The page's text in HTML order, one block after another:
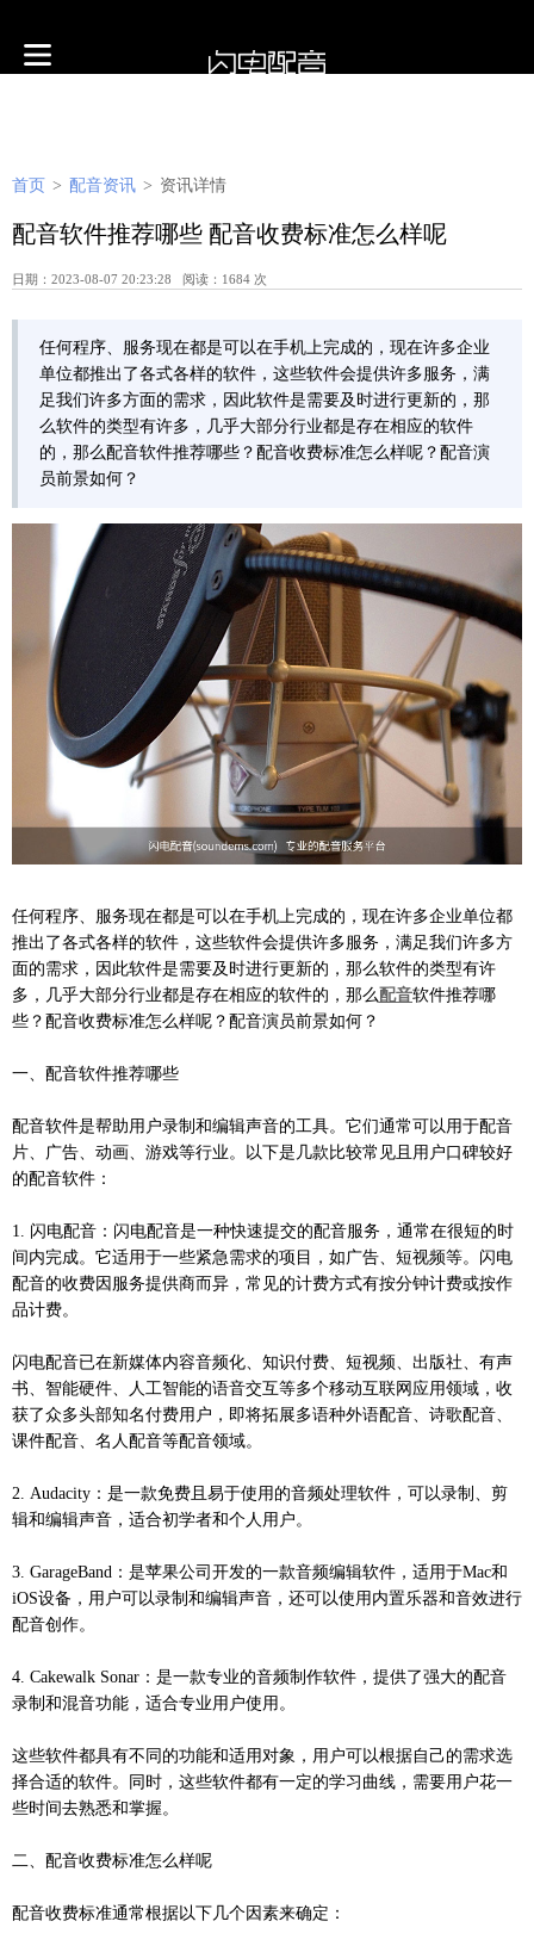
首页 > 配音资讯 > 资讯详情
配音软件推荐哪些 配音收费标准怎么样呢
日期：2023-08-07 20:23:28 阅读：1684 次
任何程序、服务现在都是可以在手机上完成的，现在许多企业
单位都推出了各式各样的软件，这些软件会提供许多服务，满
足我们许多方面的需求，因此软件是需要及时进行更新的，那
么软件的类型有许多，几乎大部分行业都是存在相应的软件
的，那么配音软件推荐哪些？配音收费标准怎么样呢？配音演
员前景如何？
任何程序、服务现在都是可以在手机上完成的，现在许多企业单位都
推出了各式各样的软件，这些软件会提供许多服务，满足我们许多方
面的需求，因此软件是需要及时进行更新的，那么软件的类型有许
多，几乎大部分行业都是存在相应的软件的，那么 配音软件推荐哪
些？配音收费标准怎么样呢？配音演员前景如何？
一、配音软件推荐哪些
配音软件是帮助用户录制和编辑声音的工具。它们通常可以用于配音
片、广告、动画、游戏等行业。以下是几款比较常见且用户口碑较好
的配音软件：
1. 闪电配音：闪电配音是一种快速提交的配音服务，通常在很短的时
间内完成。它适用于一些紧急需求的项目，如广告、短视频等。闪电
配音的收费因服务提供商而异，常见的计费方式有按分钟计费或按作
品计费。
闪电配音已在新媒体内容音频化、知识付费、短视频、出版社、有声
书、智能硬件、人工智能的语音交互等多个移动互联网应用领域，收
获了众多头部知名付费用户，即将拓展多语种外语配音、诗歌配音、
课件配音、名人配音等配音领域。
2. Audacity：是一款免费且易于使用的音频处理软件，可以录制、剪
辑和编辑声音，适合初学者和个人用户。
3. GarageBand：是苹果公司开发的一款音频编辑软件，适用于Mac和
iOS设备，用户可以录制和编辑声音，还可以使用内置乐器和音效进行
配音创作。
4. Cakewalk Sonar：是一款专业的音频制作软件，提供了强大的配音
录制和混音功能，适合专业用户使用。
这些软件都具有不同的功能和适用对象，用户可以根据自己的需求选
择合适的软件。同时，这些软件都有一定的学习曲线，需要用户花一
些时间去熟悉和掌握。
二、配音收费标准怎么样呢
配音收费标准通常根据以下几个因素来确定：